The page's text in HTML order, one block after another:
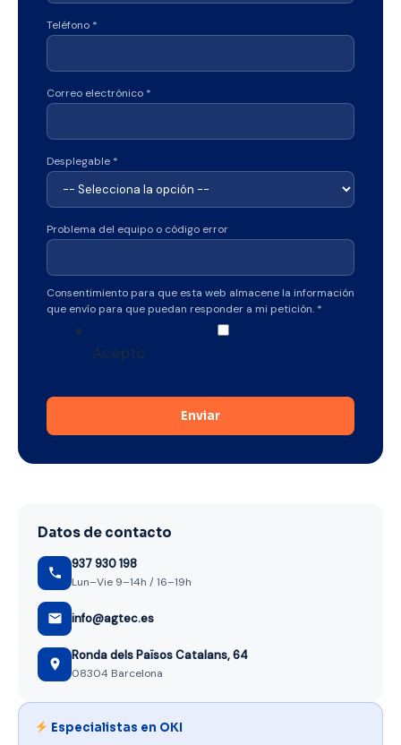
Teléfono *
Correo electrónico *
q
e
p
r
a
d
Desplegable *
Problema del equipo o código error
Consentimiento para que esta web almacene la información
que envío para que puedan responder a mi petición. *
Acepto
Enviar
Datos de contacto
937 930 198
Lun–Vie 9–14h / 16–19h
info@agtec.es
Ronda dels Països Catalans, 64
08304 Barcelona
Especialistas en OKI